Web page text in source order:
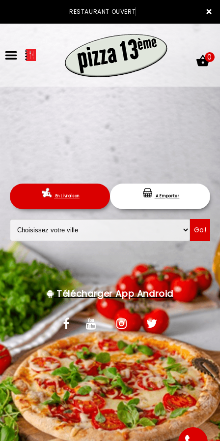
×
RESTAURANT OUVERT
VOTRE COMPTE
NOTRE RESTAURANT
VOS AVIS
MENTIONS LÉGALES
C.G.V
0
En Livraison A Emporter
Go!
Télécharger App Android